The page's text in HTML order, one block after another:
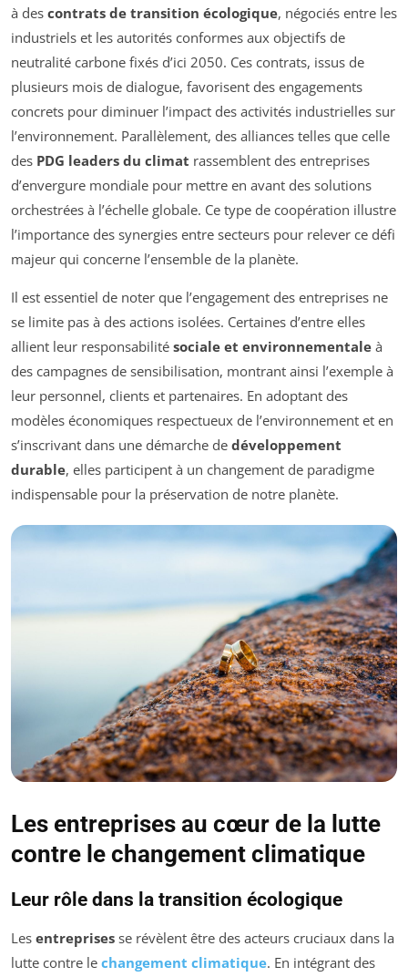
à des contrats de transition écologique, négociés entre les
industriels et les autorités conformes aux objectifs de
neutralité carbone fixés d’ici 2050. Ces contrats, issus de
plusieurs mois de dialogue, favorisent des engagements
concrets pour diminuer l’impact des activités industrielles sur
l’environnement. Parallèlement, des alliances telles que celle
des PDG leaders du climat rassemblent des entreprises
d’envergure mondiale pour mettre en avant des solutions
orchestrées à l’échelle globale. Ce type de coopération illustre
l’importance des synergies entre secteurs pour relever ce défi
majeur qui concerne l’ensemble de la planète.
Il est essentiel de noter que l’engagement des entreprises ne
se limite pas à des actions isolées. Certaines d’entre elles
allient leur responsabilité sociale et environnementale à
des campagnes de sensibilisation, montrant ainsi l’exemple à
leur personnel, clients et partenaires. En adoptant des
modèles économiques respectueux de l’environnement et en
s’inscrivant dans une démarche de développement
durable, elles participent à un changement de paradigme
indispensable pour la préservation de notre planète.
Les entreprises au cœur de la lutte
contre le changement climatique
Leur rôle dans la transition écologique
Les entreprises se révèlent être des acteurs cruciaux dans la
lutte contre le changement climatique. En intégrant des